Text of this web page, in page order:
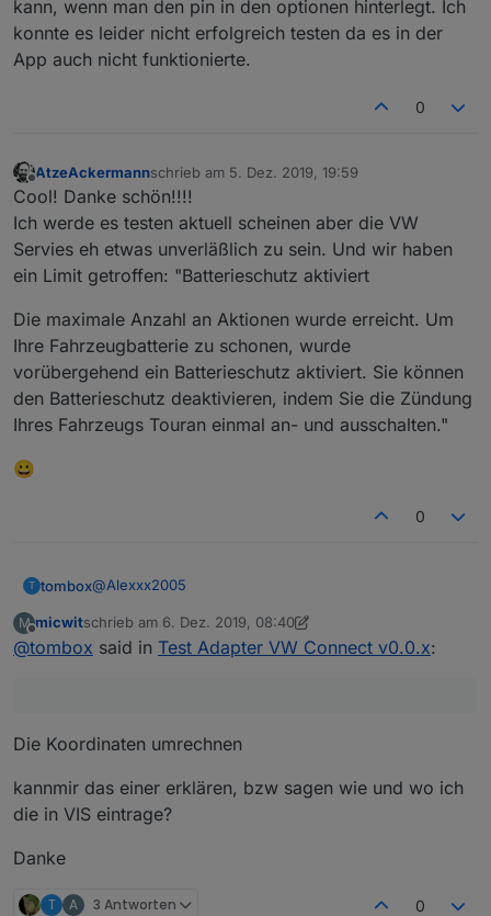
kann, wenn man den pin in den optionen hinterlegt. Ich
konnte es leider nicht erfolgreich testen da es in der
App auch nicht funktionierte.
0
Offline
AtzeAckermannschrieb am 5. Dez. 2019, 19:59
zuletzt editiert von
Cool! Danke schön!!!!
Ich werde es testen aktuell scheinen aber die VW
Servies eh etwas unverläßlich zu sein. Und wir haben
ein Limit getroffen: "Batterieschutz aktiviert
Die maximale Anzahl an Aktionen wurde erreicht. Um
Ihre Fahrzeugbatterie zu schonen, wurde
vorübergehend ein Batterieschutz aktiviert. Sie können
den Batterieschutz deaktivieren, indem Sie die Zündung
Ihres Fahrzeugs Touran einmal an- und ausschalten."
😀
0
T tombox@Alexxx2005
on('vw-
setState("latitude", obj.state.val /
M
Offline
micwitschrieb am 6. Dez. 2019, 08:40
zuletzt editiert von micwit12. Juni 2019, 09:41
@tombox said in Test Adapter VW Connect v0.0.x:
Die Koordinaten umrechnen
kannmir das einer erklären, bzw sagen wie und wo ich
die in VIS eintrage?
Danke
T A 3 Antworten 0